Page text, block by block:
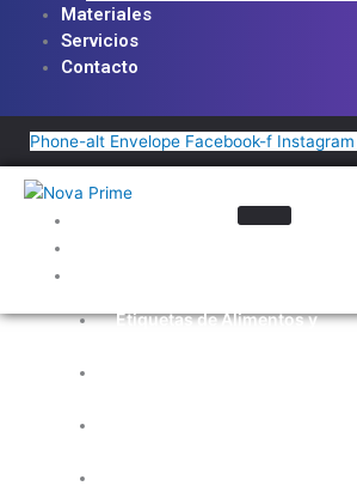
Materiales
Servicios
Contacto
Phone-alt Envelope Facebook-f Instagram
Etiquetas de Alimentos y
ETIQUETAS
PLATA